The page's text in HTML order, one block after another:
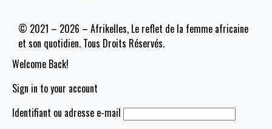
© 2021 – 2026 – Afrikelles, Le reflet de la femme africaine
et son quotidien. Tous Droits Réservés.
Welcome Back!
Sign in to your account
Identifiant ou adresse e-mail